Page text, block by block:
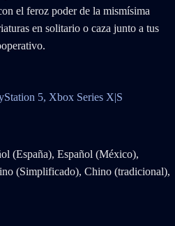
el feroz poder de la mismísima
en solitario o caza junto a tus
5, Xbox Series X|S
(España), Español (México),
(Simplificado), Chino (tradicional),